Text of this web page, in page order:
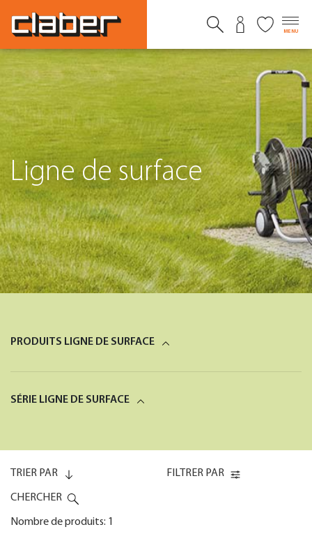
MENU
Ligne de surface
PRODUITS LIGNE DE SURFACE
SÉRIE LIGNE DE SURFACE
TRIER PAR
FILTRER PAR
CHERCHER
Nombre de produits: 1